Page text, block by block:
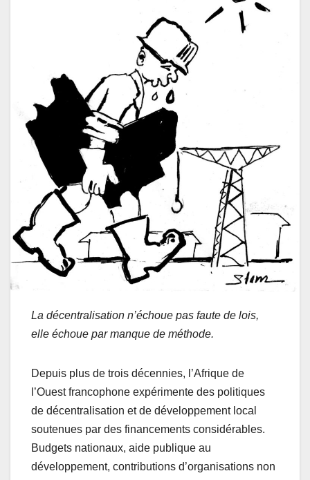
La décentralisation n’échoue pas faute de lois,
elle échoue par manque de méthode.
Depuis plus de trois décennies, l’Afrique de
l’Ouest francophone expérimente des politiques
de décentralisation et de développement local
soutenues par des financements considérables.
Budgets nationaux, aide publique au
développement, contributions d’organisations non